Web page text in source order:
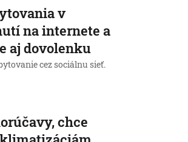
v
na internete a
aj dovolenku
cez sociálnu sieť.
chce